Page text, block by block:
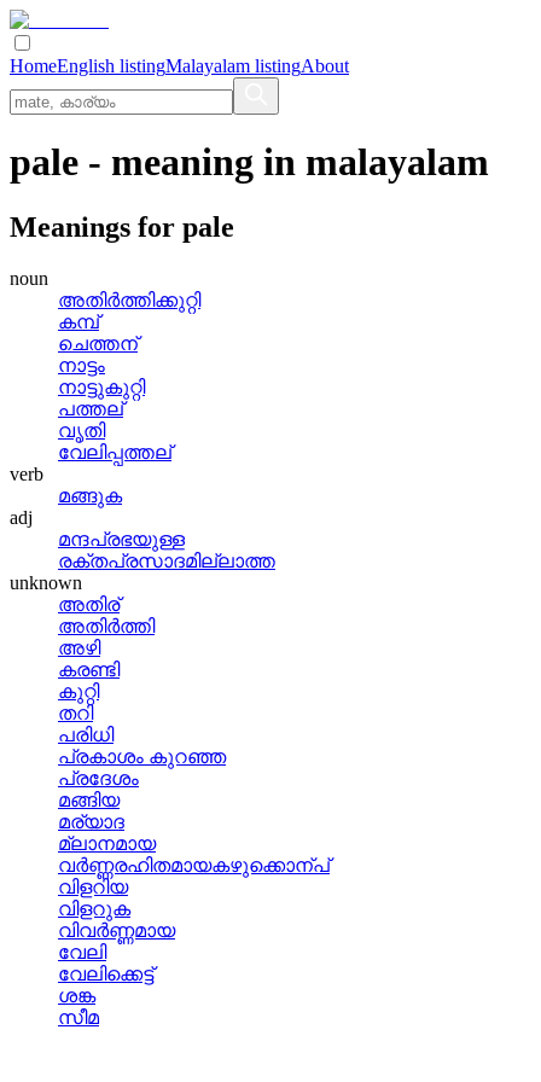
HomeEnglish listingMalayalam listingAbout
pale - meaning in malayalam
Meanings for pale
noun
അതിര്‍ത്തിക്കുറ്റി
കമ്പ്
ചെത്തന്
നാട്ടം
നാട്ടുകുറ്റി
പത്തല്
വൃതി
വേലിപ്പത്തല്
verb
മങ്ങുക
adj
മന്ദപ്രഭയുള്ള
രക്തപ്രസാദമില്ലാത്ത
unknown
അതിര്
അതിര്‍ത്തി
അഴി
കരണ്ടി
കുറ്റി
തറി
പരിധി
പ്രകാശം കുറഞ്ഞ
പ്രദേശം
മങ്ങിയ
മര്യാദ
മ്ലാനമായ
വര്‍ണ്ണരഹിതമായകഴുക്കൊന്പ്
വിളറിയ
വിളറുക
വിവര്‍ണ്ണമായ
വേലി
വേലിക്കെട്ട്
ശങ്ക
സീമ